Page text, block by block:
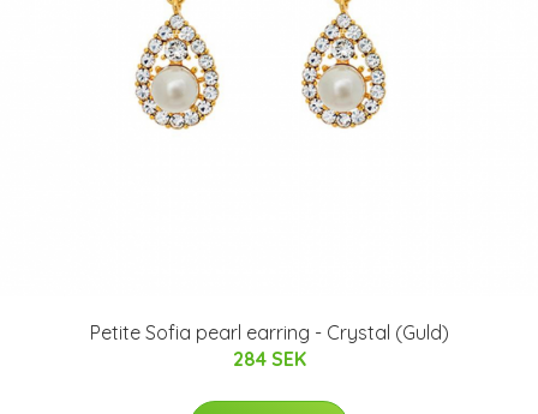
Petite Sofia pearl earring - Crystal (Guld)
284 SEK